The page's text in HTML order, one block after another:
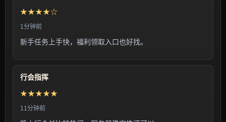
★★★★☆
1分钟前
新手任务上手快，福利领取入口也好找。
行会指挥
★★★★★
11分钟前